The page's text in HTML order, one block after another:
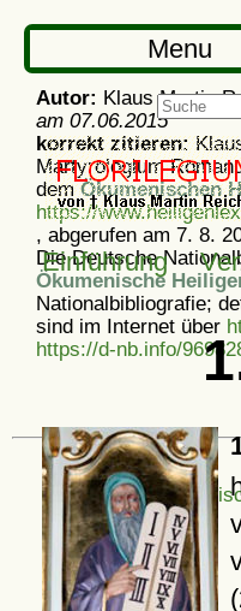
Menu
Einführung
Autor: Klaus Martin
am 07.06.2015
korrekt zitieren:
Martyrologium
demÖkumenischen
https://
, abgerufen am 7. 8.
Die Deutsche
Ökumenische
Nationalbibliografie;
sind im Internet über
https://d-nb.info/